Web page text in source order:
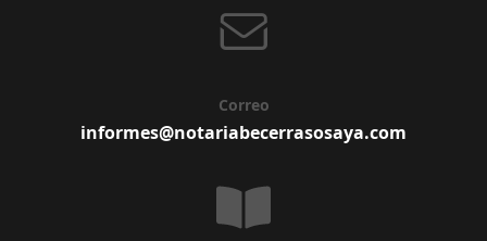
Correo
informes@notariabecerrasosaya.com